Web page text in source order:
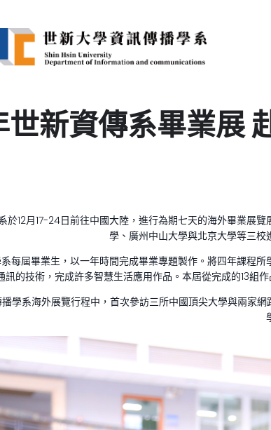
世新資傳系畢業展
於12月17-24日前往中國大陸，進行為期七天的海外畢業展
學、廣州中山大學與北京大學等三校
每屆畢業生，以一年時間完成畢業專題製作。將四年課程
訊的技術，完成許多智慧生活應用作品。本屆從完成的13組
學系海外展覽行程中，首次參訪三所中國頂尖大學與兩家